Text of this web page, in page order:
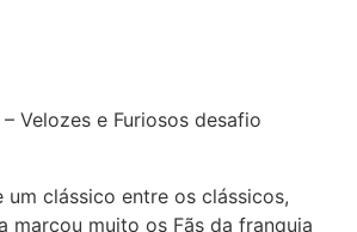
Velozes e Furiosos desafio
um clássico entre os clássicos,
marcou muito os Fãs da franquia